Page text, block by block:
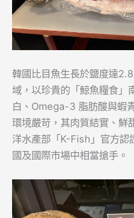
韓國比目魚生長於鹽度達
域，以珍貴的「鯨魚糧食」
白、Omega-3 脂肪酸與蝦
環境嚴苛，其肉質結實、鮮
洋水產部「K-Fish」官方認
國及國際市場中相當搶手。